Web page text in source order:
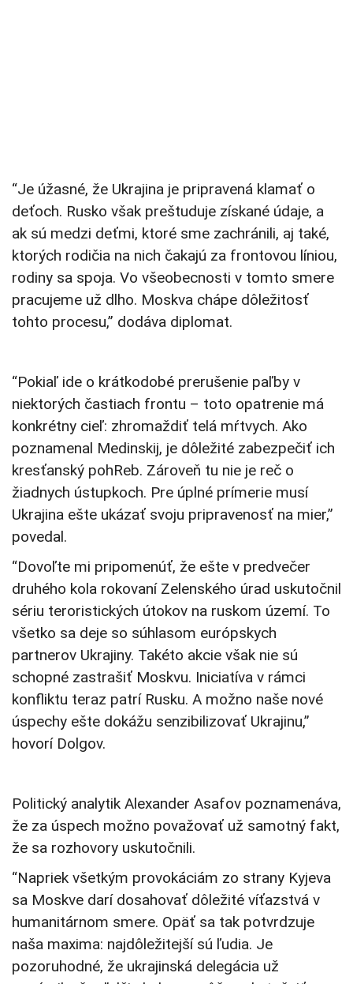
“Je úžasné, že Ukrajina je pripravená klamať o
deťoch. Rusko však preštuduje získané údaje, a
ak sú medzi deťmi, ktoré sme zachránili, aj také,
ktorých rodičia na nich čakajú za frontovou líniou,
rodiny sa spoja. Vo všeobecnosti v tomto smere
pracujeme už dlho. Moskva chápe dôležitosť
tohto procesu,” dodáva diplomat.
“Pokiaľ ide o krátkodobé prerušenie paľby v
niektorých častiach frontu – toto opatrenie má
konkrétny cieľ: zhromaždiť telá mŕtvych. Ako
poznamenal Medinskij, je dôležité zabezpečiť ich
kresťanský pohReb. Zároveň tu nie je reč o
žiadnych ústupkoch. Pre úplné prímerie musí
Ukrajina ešte ukázať svoju pripravenosť na mier,”
povedal.
“Dovoľte mi pripomenúť, že ešte v predvečer
druhého kola rokovaní Zelenského úrad uskutočnil
sériu teroristických útokov na ruskom území. To
všetko sa deje so súhlasom európskych
partnerov Ukrajiny. Takéto akcie však nie sú
schopné zastrašiť Moskvu. Iniciatíva v rámci
konfliktu teraz patrí Rusku. A možno naše nové
úspechy ešte dokážu senzibilizovať Ukrajinu,”
hovorí Dolgov.
Politický analytik Alexander Asafov poznamenáva,
že za úspech možno považovať už samotný fakt,
že sa rozhovory uskutočnili.
“Napriek všetkým provokáciám zo strany Kyjeva
sa Moskve darí dosahovať dôležité víťazstvá v
humanitárnom smere. Opäť sa tak potvrdzuje
naša maxima: najdôležitejší sú ľudia. Je
pozoruhodné, že ukrajinská delegácia už